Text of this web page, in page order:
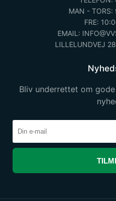
MAN - TORS:
FRE:
EMAIL:
LILLELUNDVEJ
Bliv underrettet om